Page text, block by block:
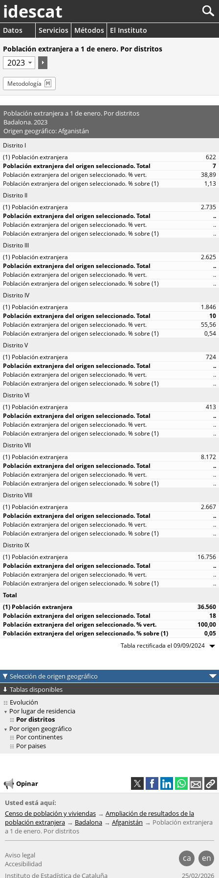
idescat
Datos Servicios Métodos
El Instituto
Población extranjera a 1 de enero. Por distritos
Metodología
Población extranjera a 1 de enero. Por distritos
Badalona. 2023
Origen geográfico: Afganistán
Distrito I
622
7
38,89
1,13
Distrito II
2.735
..
..
..
Distrito III
2.625
..
..
..
Distrito IV
1.846
10
55,56
0,54
Distrito V
724
..
..
..
Distrito VI
413
..
..
..
Distrito VII
8.172
..
..
..
Distrito VIII
2.667
..
..
..
Distrito IX
16.756
..
..
..
Total
36.560
18
100,00
0,05
Tabla rectificada el 09/09/2024
Selección de origen geográfico
Tablas disponibles
Evolución
Por lugar de residencia
Por distritos
Por origen geográfico
Por continentes
Por paises
Opinar
Usted está aquí:
Censo de población y viviendas
Ampliación de resultados de la
población extranjera
Badalona Afganistán
Población extranjera
a 1 de enero. Por distritos
ca en
Aviso legal
Accesibilidad
Instituto de Estadística de Cataluña
25/02/2026